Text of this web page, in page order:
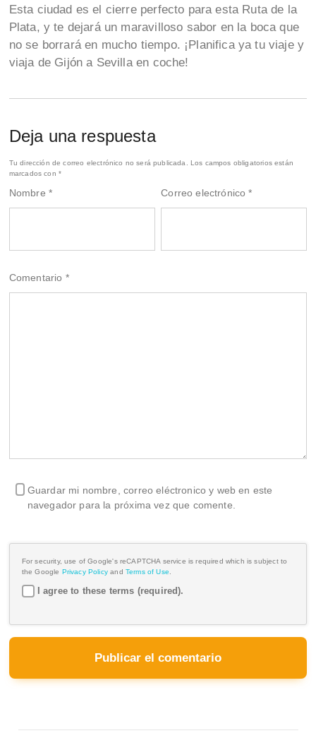
Esta ciudad es el cierre perfecto para esta Ruta de la
Plata, y te dejará un maravilloso sabor en la boca que
no se borrará en mucho tiempo. ¡Planifica ya tu viaje y
viaja de Gijón a Sevilla en coche!
Deja una respuesta
Tu dirección de correo electrónico no será publicada. Los campos obligatorios están
marcados con *
Nombre * Correo electrónico*
Comentario *
Guardar mi nombre, correo eléctronico y web en este
navegador para la próxima vez que comente.
For security, use of Google's reCAPTCHA service is required which is subject to
the Google Privacy Policy and Terms of Use.
I agree to these terms (required).